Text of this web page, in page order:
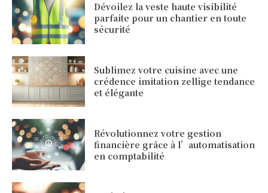
Dévoilez la veste haute visibilité
parfaite pour un chantier en toute
sécurité
Sublimez votre cuisine avec une
crédence imitation zellige tendance
et élégante
Révolutionnez votre gestion
financière grâce à l’automatisation
en comptabilité